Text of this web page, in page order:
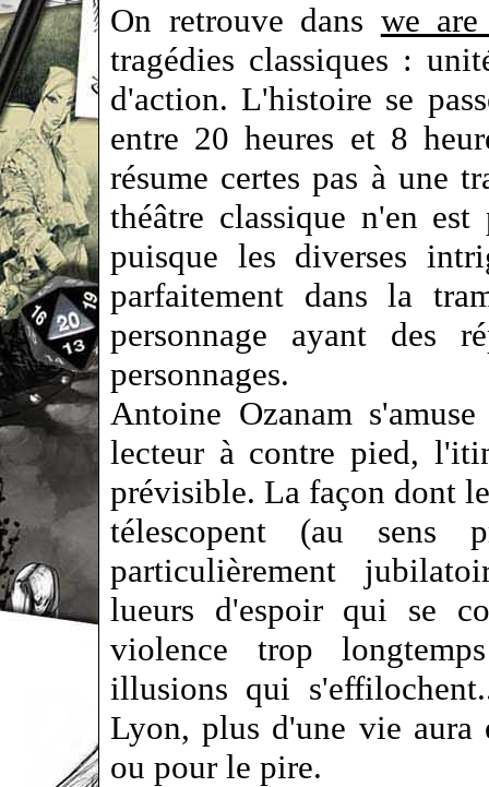
On retrouve dans we
tragédies classiques :
d'action. L'histoire se
entre 20 heures et 8
résume certes pas à une
théâtre classique n'en
puisque les diverses
parfaitement dans la
personnage ayant des
personnages.
Antoine Ozanam
lecteur à contre pied,
prévisible. La façon dont
télescopent (au sens
particulièrement
lueurs d'espoir qui se
violence trop
illusions qui
Lyon, plus d'une vie aura
ou pour le pire.